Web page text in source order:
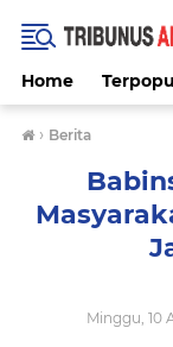
Home
› Berita
Minggu, 10